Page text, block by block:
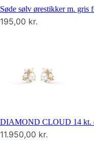
Søde sølv ørestikker m. gris
195,00 kr.
DIAMOND CLOUD 14 kt.
11.950,00 kr.